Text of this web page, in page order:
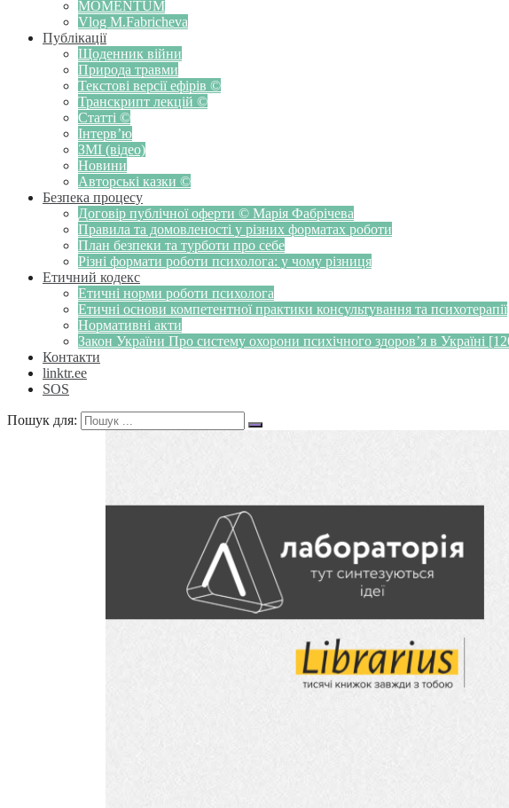
MOMENTUM
Vlog M.Fabricheva
Публікації
Щоденник війни
Природа травми
Текстові версії ефірів ©
Транскрипт лекцій ©
Статті ©
Інтерв’ю
ЗМІ (відео)
Новини
Авторські казки ©
Безпека процесу
Договір публічної оферти © Марія Фабрічева
Правила та домовленості у різних форматах роботи
План безпеки та турботи про себе
Різні формати роботи психолога: у чому різниця
Етичний кодекс
Етичні норми роботи психолога
Етичні основи компетентної практики консультування та психотерапії
Нормативні акти
Закон України Про систему охорони психічного здоров’я в Україні
Контакти
linktr.ee
SOS
Пошук для: